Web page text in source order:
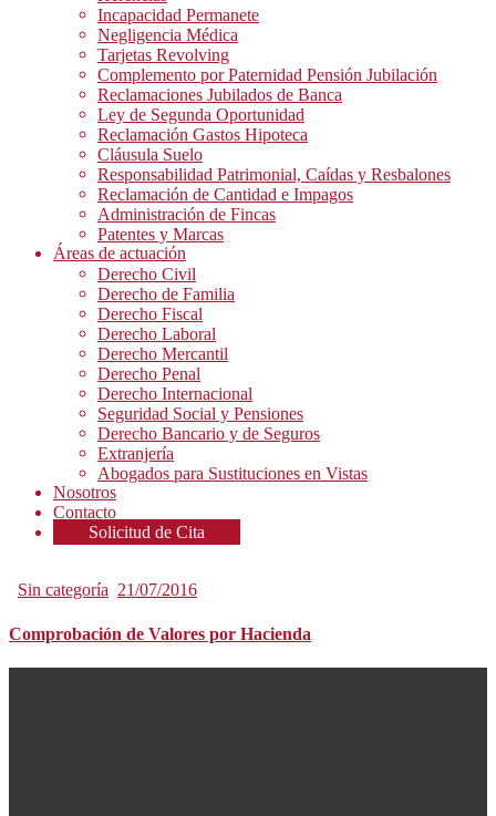
Incapacidad Permanete
Negligencia Médica
Tarjetas Revolving
Complemento por Paternidad Pensión Jubilación
Reclamaciones Jubilados de Banca
Ley de Segunda Oportunidad
Reclamación Gastos Hipoteca
Cláusula Suelo
Responsabilidad Patrimonial, Caídas y Resbalones
Reclamación de Cantidad e Impagos
Administración de Fincas
Patentes y Marcas
Áreas de actuación
Derecho Civil
Derecho de Familia
Derecho Fiscal
Derecho Laboral
Derecho Mercantil
Derecho Penal
Derecho Internacional
Seguridad Social y Pensiones
Derecho Bancario y de Seguros
Extranjería
Abogados para Sustituciones en Vistas
Nosotros
Contacto
Solicitud de Cita
Sin categoría 21/07/2016
Comprobación de Valores por Hacienda